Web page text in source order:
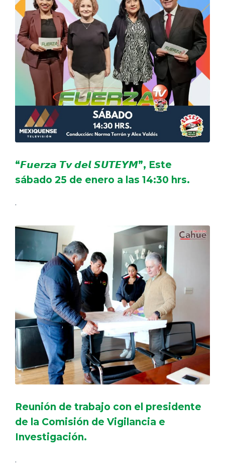
“𝙁𝙪𝙚𝙧𝙯𝙖 𝙏𝙫 𝙙𝙚𝙡 𝙎𝙐𝙏𝙀𝙔𝙈”, Este
sábado 25 de enero a las 14:30 hrs.
.
Reunión de trabajo con el presidente
de la Comisión de Vigilancia e
Investigación.
.